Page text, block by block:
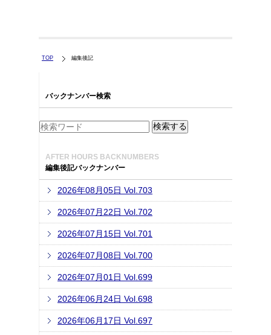
TOP 編集後記
バックナンバー検索
AFTER HOURS BACKNUMBERS
編集後記バックナンバー
2026年08月05日 Vol.703
2026年07月22日 Vol.702
2026年07月15日 Vol.701
2026年07月08日 Vol.700
2026年07月01日 Vol.699
2026年06月24日 Vol.698
2026年06月17日 Vol.697